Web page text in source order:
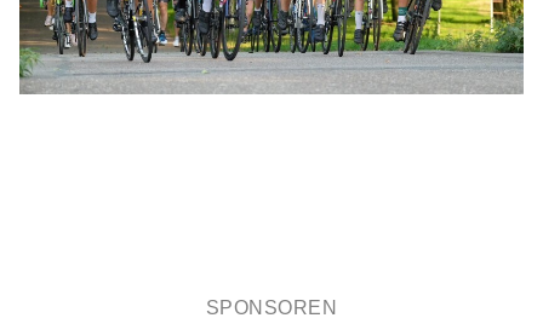
SPONSOREN